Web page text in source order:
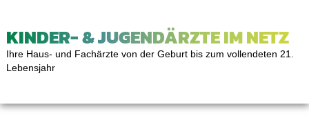
KINDER- & JUGENDÄRZTE IM NETZ
Ihre Haus- und Fachärzte von der Geburt bis zum vollendeten 21.
Lebensjahr